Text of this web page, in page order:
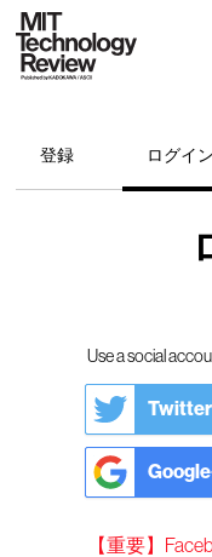
登録 ログイン
Use a social
【重要】